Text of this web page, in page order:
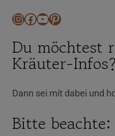
Instagram
Facebook
YouTube
Pinterest
Du möchtest
Kräuter-Infos?
Dann sei mit dabei und
Bitte beachte: